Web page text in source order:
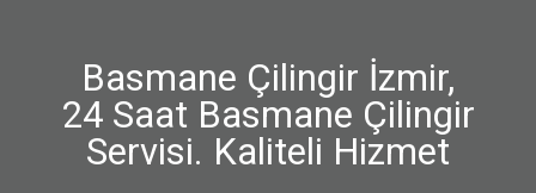
Basmane Çilingir İzmir,
24 Saat Basmane Çilingir
Servisi. Kaliteli Hizmet